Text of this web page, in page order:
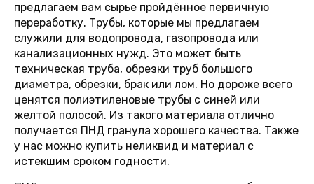
предлагаем вам сырье пройдённое первичную
переработку. Трубы, которые мы предлагаем
служили для водопровода, газопровода или
канализационных нужд. Это может быть
техническая труба, обрезки труб большого
диаметра, обрезки, брак или лом. Но дороже всего
ценятся полиэтиленовые трубы с синей или
желтой полосой. Из такого материала отлично
получается ПНД гранула хорошего качества. Также
у нас можно купить неликвид и материал с
истекшим сроком годности.